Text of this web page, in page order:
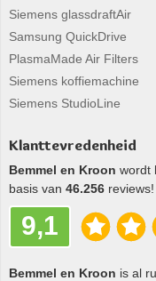
Siemens glassdraftAir
Samsung QuickDrive
PlasmaMade Air Filters
Siemens koffiemachine
Siemens StudioLine
Klanttevredenheid
Bemmel en Kroon wordt
basis van 46.256 reviews!
9,1
Bemmel en Kroon is al